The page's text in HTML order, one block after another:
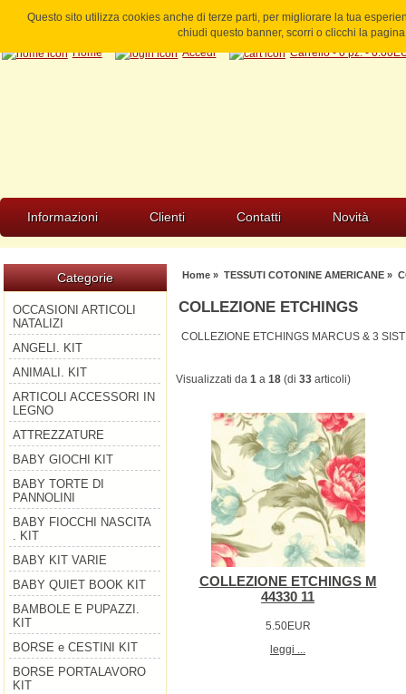
Questo sito utilizza cookies anche di terze parti, per migliorare la tua
chiudi questo banner, scorri o clicchi la
Home
Accedi Carrello - 0 pz. -
Informazioni Clienti Contatti Novità
Categorie
OCCASIONI ARTICOLI
NATALIZI
ANGELI. KIT
ANIMALI. KIT
ARTICOLI ACCESSORI IN
LEGNO
ATTREZZATURE
BABY GIOCHI KIT
BABY TORTE DI
PANNOLINI
BABY FIOCCHI NASCITA
. KIT
BABY KIT VARIE
BABY QUIET BOOK KIT
BAMBOLE E PUPAZZI.
KIT
BORSE e CESTINI KIT
BORSE PORTALAVORO
KIT
Home» TESSUTI COTONINE AMERICANE»
COLLEZIONE ETCHINGS
COLLEZIONE ETCHINGS MARCUS & 3
Visualizzati da1 a18 (di33 articoli)
COLLEZIONE ETCHINGS M
44330 11
5.50EUR
leggi ...